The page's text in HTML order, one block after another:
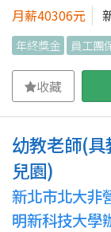
月薪40306元
年終獎金 員工團
收藏
幼教老師(
兒園)
新北市北大非
明新科技大學